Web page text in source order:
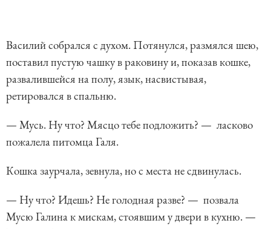
Василий собрался с духом. Потянулся, размялся шею,
поставил пустую чашку в раковину и, показав кошке,
развалившейся на полу, язык, насвистывая,
ретировался в спальню.
— Мусь. Ну что? Мясцо тебе подложить? — ласково
пожалела питомца Галя.
Кошка заурчала, зевнула, но с места не сдвинулась.
— Ну что? Идешь? Не голодная разве? — позвала
Мусю Галина к мискам, стоявшим у двери в кухню. —